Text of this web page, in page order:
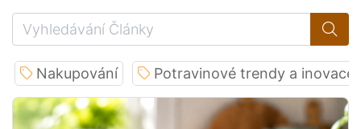
Nakupování Potravinové trendy a inovace